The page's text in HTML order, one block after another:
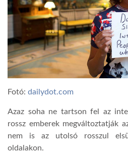
Fotó: dailydot.com
Azaz soha ne tartson fel az
rossz emberek megváltoztatják
nem is az utolsó rosszul
oldalakon.